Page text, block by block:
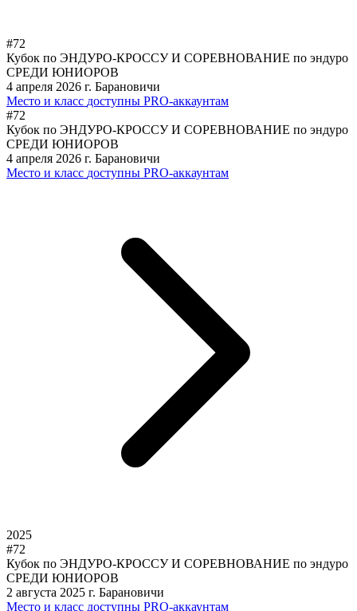
#72
Кубок по ЭНДУРО-КРОССУ И СОРЕВНОВАНИЕ по эндуро
СРЕДИ ЮНИОРОВ
4 апреля 2026 г. Барановичи
Место и класс доступны PRO-аккаунтам
#72
Кубок по ЭНДУРО-КРОССУ И СОРЕВНОВАНИЕ по эндуро
СРЕДИ ЮНИОРОВ
4 апреля 2026 г. Барановичи
Место и класс доступны PRO-аккаунтам
2025
#72
Кубок по ЭНДУРО-КРОССУ И СОРЕВНОВАНИЕ по эндуро
СРЕДИ ЮНИОРОВ
2 августа 2025 г. Барановичи
Место и класс доступны PRO-аккаунтам